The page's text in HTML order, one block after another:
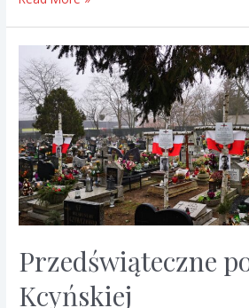
KOŃCA
WIERNYM
POLSCE
Przedświąteczne
Kcyńskiej